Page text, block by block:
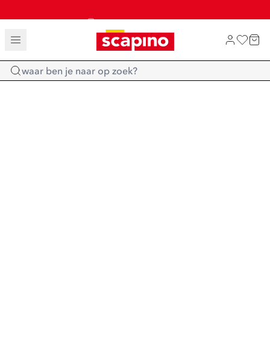
TOT 70% KORTING OP SALE
SHOP NIEUW
Home